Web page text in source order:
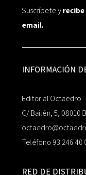
Suscríbete y
email.
INFORMACIÓN
Editorial Octaedro
C/ Bailén, 5, 08010
Teléfono 93 246 40
RED DE